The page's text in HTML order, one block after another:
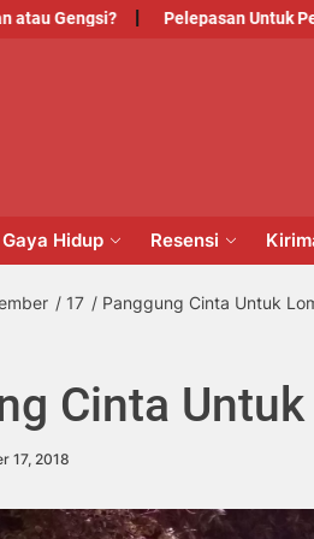
Pelepasan Untuk
Gaya Hidup Resensi
17 Panggung Cinta Untuk
Cinta
17, 2018